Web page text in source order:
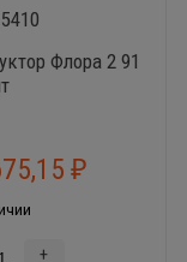
5410
Флора 2 91
₽
+